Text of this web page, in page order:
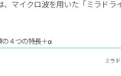
４つの特長＋α